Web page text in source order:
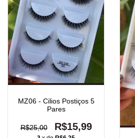
MZ06 - Cilios Postiços 5
Pares
R$25,00 R$15,99